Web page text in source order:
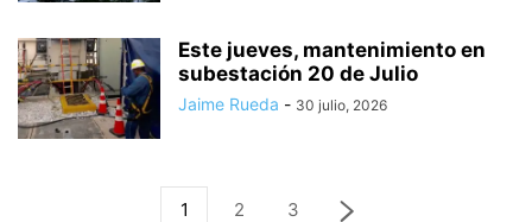
Este jueves, mantenimiento en
subestación 20 de Julio
Jaime Rueda - 30 julio, 2026
1 2 3